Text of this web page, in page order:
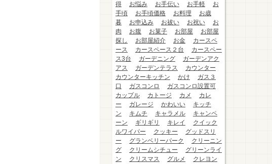
得
お悩み お手伝い お手軽
お
手頃
お手頃価格 お料理
お歳
暮
お申込み お祓い お祝い
お
肉
お腹 お菓子 お部屋
お部屋
探し
お部屋紹介 お金
カースペ
ース
カースペース２台
カースペー
ス3台
ガーデニング
ガーデンアク
アス
ガーデンテラス
カウンター
カウンターキッチン
かけ
ガス３
口
ガスコンロ
ガスコンロ設置可
カップル
カトージ カメ
カレ
ー
ガレージ かわいい
キッチ
ン
キムチ キャラメル
キャンペ
ーン
ギリギリ キレイ
クイック
ルワイパー
クッキー
グッドスリ
ー
グランベリーパーク
クリーニン
グ
クリームシチュー
グリーンライ
ン
クリスマス グルメ
クレヨン